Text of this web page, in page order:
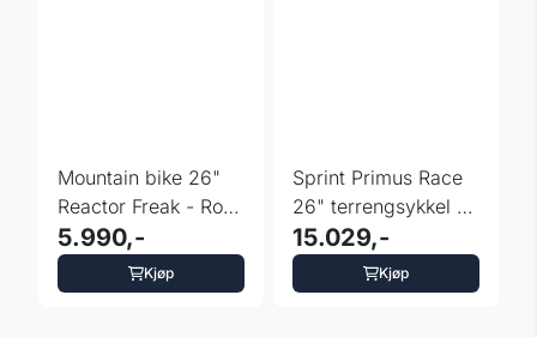
Mountain bike 26"
Reactor Freak - Rosa
-165-180 cm
5.990,-
Kjøp
Sprint Primus Race
26" terrengsykkel -
fargevalg
15.029,-
Kjøp